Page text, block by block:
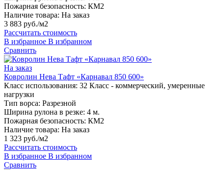
Пожарная безопасность: КМ2
Наличие товара: На заказ
3 883 руб./м2
Рассчитать стоимость
В избранное В избранном
Сравнить
На заказ
Ковролин Нева Тафт «Карнавал 850 600»
Класс использования: 32 Класс - коммерческий, умеренные
нагрузки
Тип ворса: Разрезной
Ширина рулона в резке: 4 м.
Пожарная безопасность: КМ2
Наличие товара: На заказ
1 323 руб./м2
Рассчитать стоимость
В избранное В избранном
Сравнить